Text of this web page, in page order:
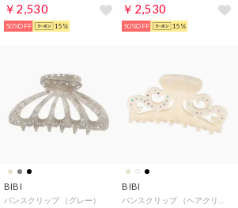
￥2,530
50%OFF 15%
￥2,530
50%OFF 15%
BIBI
バンスクリップ （グレー）
BIBI